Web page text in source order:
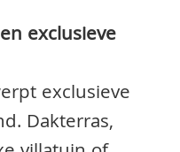
exclusieve
exclusieve
Dakterras,